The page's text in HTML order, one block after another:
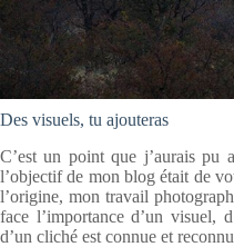
Des visuels, tu ajouteras
C’est un point que j’aurais pu
l’objectif de mon blog était de
l’origine, mon travail
face l’importance d’un visuel,
d’un cliché est connue et